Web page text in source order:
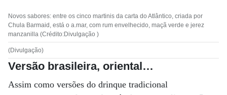
Novos sabores: entre os cinco martinis da carta do Atlântico, criada por
Chula Barmaid, está o a.mar, com rum envelhecido, maçã verde e jerez
manzanilla (Crédito:Divulgação )
(Divulgação)
Versão brasileira, oriental…
Assim como versões do drinque tradicional